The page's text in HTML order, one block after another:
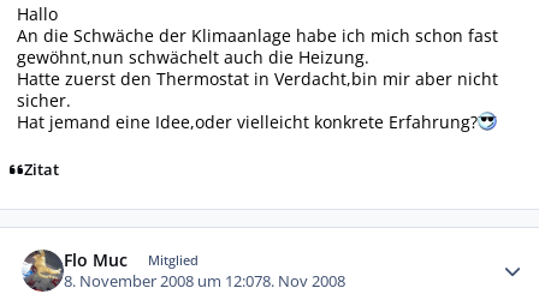
Hallo
An die Schwäche der Klimaanlage habe ich mich schon fast
gewöhnt,nun schwächelt auch die Heizung.
Hatte zuerst den Thermostat in Verdacht,bin mir aber nicht
sicher.
Hat jemand eine Idee,oder vielleicht konkrete Erfahrung?
Zitat
Flo Muc Mitglied
8. November 2008 um 12:078. Nov 2008